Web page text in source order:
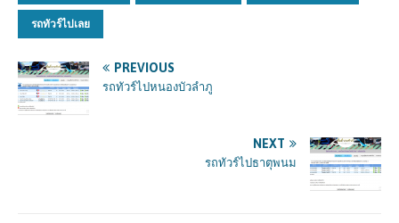
รถทัวร์ไปเลย
PREVIOUS
รถทัวร์ไปหนองบัวลำภู
NEXT
รถทัวร์ไปธาตุพนม